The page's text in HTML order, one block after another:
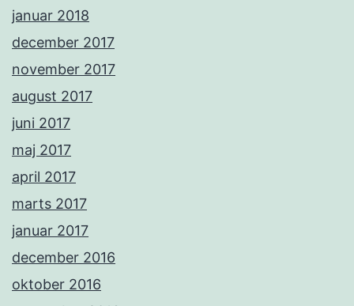
januar 2018
december 2017
november 2017
august 2017
juni 2017
maj 2017
april 2017
marts 2017
januar 2017
december 2016
oktober 2016